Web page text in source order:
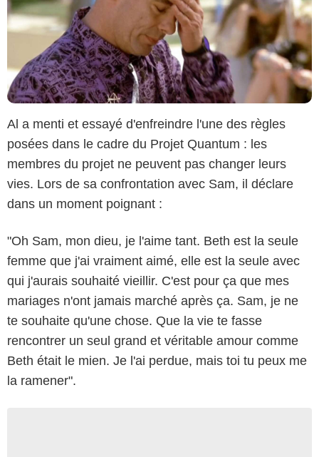
Al a menti et essayé d'enfreindre l'une des règles
posées dans le cadre du Projet Quantum : les
membres du projet ne peuvent pas changer leurs
vies. Lors de sa confrontation avec Sam, il déclare
dans un moment poignant :
"Oh Sam, mon dieu, je l'aime tant. Beth est la seule
femme que j'ai vraiment aimé, elle est la seule avec
qui j'aurais souhaité vieillir. C'est pour ça que mes
mariages n'ont jamais marché après ça. Sam, je ne
te souhaite qu'une chose. Que la vie te fasse
rencontrer un seul grand et véritable amour comme
Beth était le mien. Je l'ai perdue, mais toi tu peux me
la ramener".